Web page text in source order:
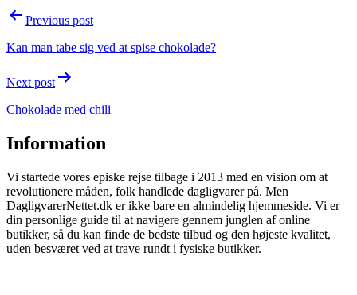
PostPrevious post
Kan man tabe sig ved at spise chokolade?
Next post
Chokolade med chili
Information
Vi startede vores episke rejse tilbage i 2013 med en vision om at
revolutionere måden, folk handlede dagligvarer på. Men
DagligvarerNettet.dk er ikke bare en almindelig hjemmeside. Vi er
din personlige guide til at navigere gennem junglen af online
butikker, så du kan finde de bedste tilbud og den højeste kvalitet,
uden besværet ved at trave rundt i fysiske butikker.